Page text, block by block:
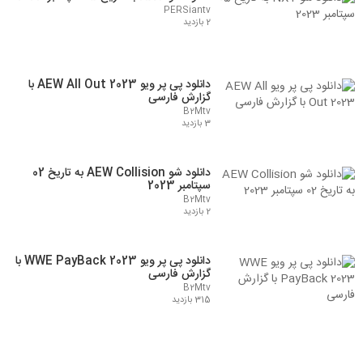
PERSiantv
2 بازدید
دانلود پی پر ویو AEW All Out 2023 با
گزارش فارسی
B2Mtv
3 بازدید
دانلود شو AEW Collision به تاریخ 02
سپتامبر 2023
B2Mtv
2 بازدید
دانلود پی پر ویو WWE PayBack 2023 با
گزارش فارسی
B2Mtv
315 بازدید